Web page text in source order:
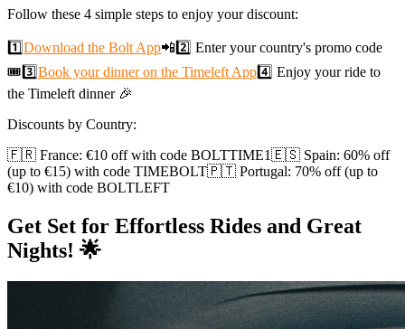
Follow these 4 simple steps to enjoy your discount:
1️⃣Download the Bolt App📲2️⃣ Enter your country's promo code
🎟️3️⃣Book your dinner on the Timeleft App4️⃣ Enjoy your ride to
the Timeleft dinner 🎉
Discounts by Country:
🇫🇷 France: €10 off with code BOLTTIME1🇪🇸 Spain: 60% off
(up to €15) with code TIMEBOLT🇵🇹 Portugal: 70% off (up to
€10) with code BOLTLEFT
Get Set for Effortless Rides and Great
Nights! 🌟